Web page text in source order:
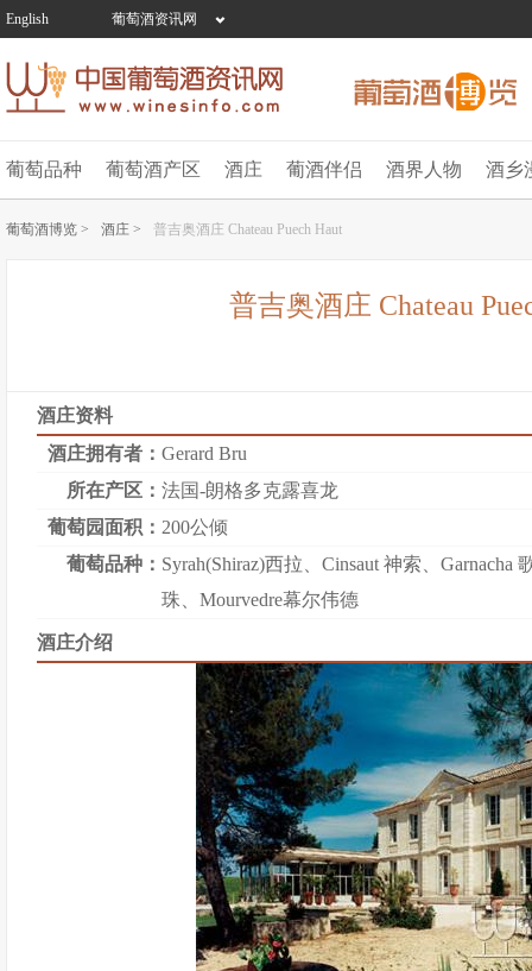
English 葡萄酒资讯网
葡萄品种 葡萄酒产区 酒庄 葡酒伴侣 酒界人物 酒乡
葡萄酒博览 > 酒庄 > 普吉奥酒庄 Chateau Puech Haut
普吉奥酒庄 Chateau
酒庄资料
酒庄拥有者： Gerard Bru
所在产区： 法国-朗格多克露喜龙
葡萄园面积： 200公倾
葡萄品种： Syrah(Shiraz)西拉 Cinsaut 神索
Garnacha
珠
Mourvedre幕尔伟德
酒庄介绍